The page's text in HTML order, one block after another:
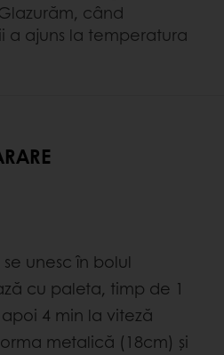
când
a ajuns la temperatura
unesc în bolul
cu paleta, timp de 1
4 min la viteză
metalică (18cm) şi